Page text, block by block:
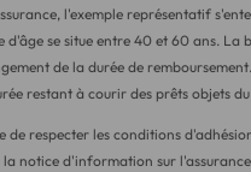
l'exemple représentatif
se situe entre 40 et 60 ans. La
de la durée de
restant à courir des prêts objets
de respecter les conditions
la notice d'information sur